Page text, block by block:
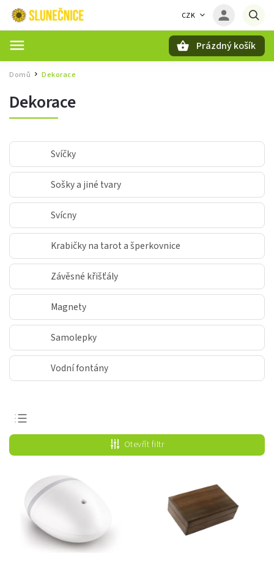
CZK
Prázdný košík
Domů / Dekorace
Dekorace
Svíčky
Sošky a jiné tvary
Svícny
Krabičky na tarot a šperkovnice
Závěsné křišťály
Magnety
Samolepky
Vodní fontány
Nejprodávanější
Nejlevnější
Nejdražší
Abecedně
Otevřít filtr